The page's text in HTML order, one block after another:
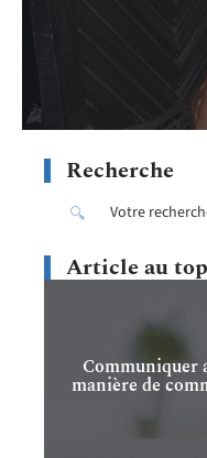
Recherche
Article au top
Communiquer
manière de